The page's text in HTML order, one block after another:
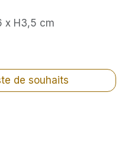
x H3,5 cm
de souhaits